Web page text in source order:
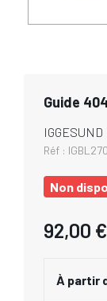
Guide
IGGESUND
Réf :
Non
92,00 €
À partir